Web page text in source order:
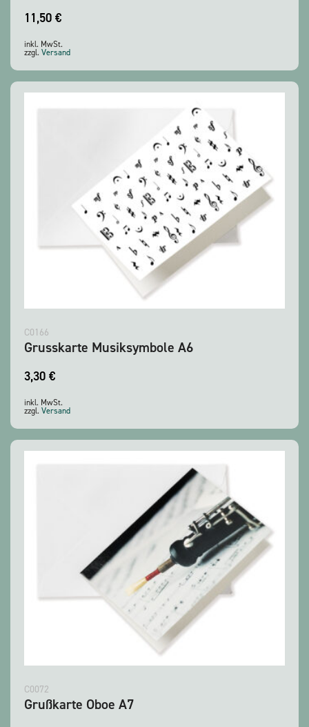
11,50 €
inkl. MwSt.
zzgl. Versand
C0166
Grusskarte Musiksymbole A6
3,30 €
inkl. MwSt.
zzgl. Versand
C0072
Grußkarte Oboe A7